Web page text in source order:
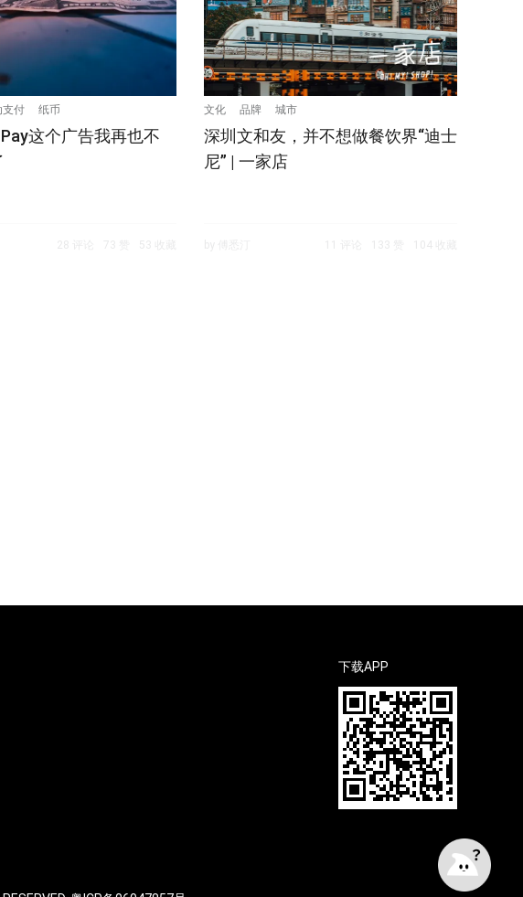
支付 纸币
这个广告我再也不
文化 品牌 城市
深圳文和友，并不想做餐饮界“迪士
尼” | 一家店
下载APP